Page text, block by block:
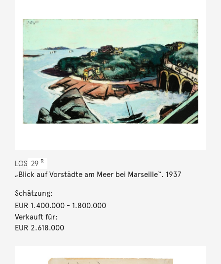
LOS 29 R
„Blick auf Vorstädte am Meer bei Marseille“. 1937
Schätzung:
EUR 1.400.000- 1.800.000
Verkauft für:
EUR 2.618.000